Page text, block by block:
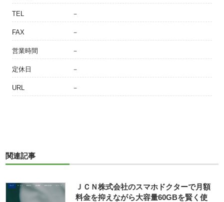
TEL －
FAX －
営業時間 －
定休日 －
URL －
関連記事
ＪＣＮ株式会社のスマホドクターで月額
料金を抑えながら大容量60GBを賢く使